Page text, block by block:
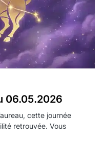
06.05.2026
cette journée
retrouvée. Vous